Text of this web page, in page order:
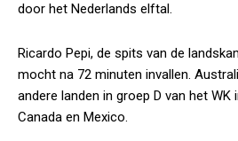
door het Nederlands elftal.
Ricardo Pepi, de spits van de
mocht na 72 minuten invallen.
andere landen in groep D van het WK
Canada en Mexico.